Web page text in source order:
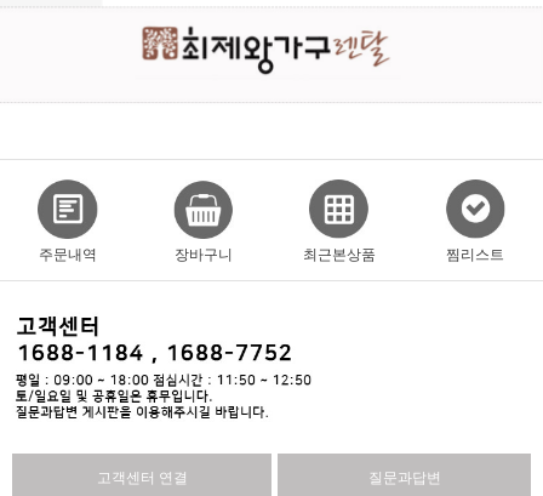
주문내역 장바구니 최근본상품 찜리스트
고객센터 연결 질문과답변